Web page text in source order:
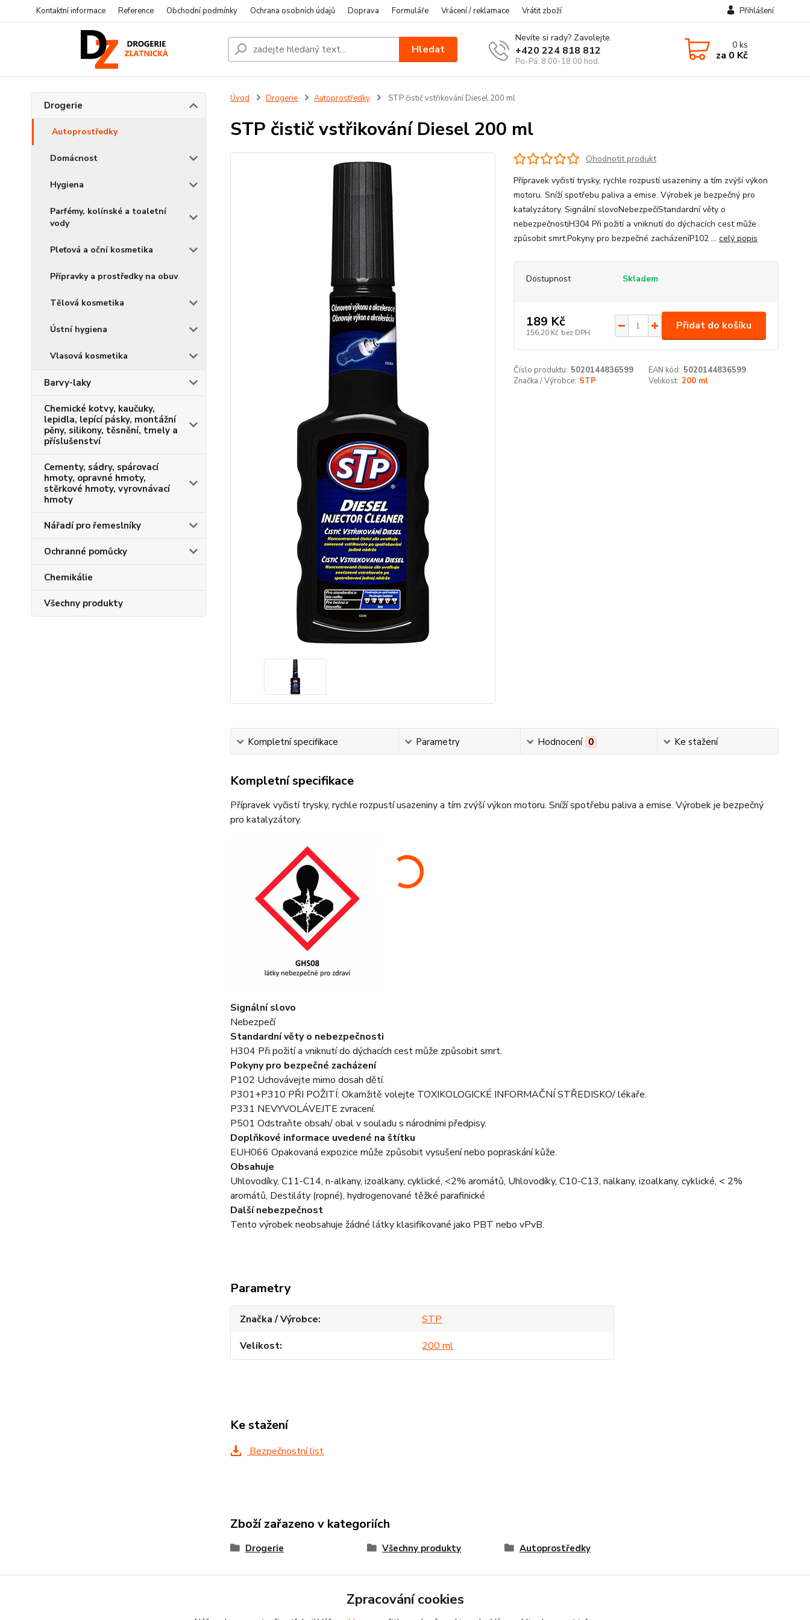
Kontaktní informace Reference Obchodní podmínky Ochrana osobních údajů Doprava Formuláře Vrácení / reklamace Vrátit zboží Přihlášení
Hledat
Nevíte si rady? Zavolejte.
+420 224 818 812
Po-Pá: 8:00-18:00 hod.
0ks
za 0 Kč
Drogerie
Autoprostředky
Domácnost
Hygiena
Parfémy, kolínské a toaletní
vody
Pleťová a oční kosmetika
Přípravky a prostředky na obuv
Tělová kosmetika
Ústní hygiena
Vlasová kosmetika
Barvy-laky
Chemické kotvy, kaučuky,
lepidla, lepící pásky, montážní
pěny, silikony, těsnění, tmely a
příslušenství
Cementy, sádry, spárovací
hmoty, opravné hmoty,
stěrkové hmoty, vyrovnávací
hmoty
Nářadí pro řemeslníky
Ochranné pomůcky
Chemikálie
Všechny produkty
Úvod Drogerie Autoprostředky STP čistič vstřikování Diesel 200 ml
STP čistič vstřikování Diesel 200 ml
Ohodnotit produkt
Přípravek vyčistí trysky, rychle rozpustí usazeniny a tím zvýší výkon
motoru. Sníží spotřebu paliva a emise. Výrobek je bezpečný pro
katalyzátory. Signální slovoNebezpečíStandardní věty o
nebezpečnostiH304 Při požití a vniknutí do dýchacích cest může
způsobit smrt.Pokyny pro bezpečné zacházeníP102 ... celý popis
Dostupnost Skladem
189 Kč
156,20 Kč bez DPH
Přidat do košíku
Číslo produktu: 5020144836599 EAN kód: 5020144836599
Značka / Výrobce: STP Velikost: 200 ml
Kompletní specifikace Parametry Hodnocení 0 Ke stažení
Kompletní specifikace
Přípravek vyčistí trysky, rychle rozpustí usazeniny a tím zvýší výkon motoru. Sníží spotřebu paliva a emise. Výrobek je bezpečný
pro katalyzátory.
Signální slovo
Nebezpečí
Standardní věty o nebezpečnosti
H304 Při požití a vniknutí do dýchacích cest může způsobit smrt.
Pokyny pro bezpečné zacházení
P102 Uchovávejte mimo dosah dětí.
P301+P310 PŘI POŽITÍ: Okamžitě volejte TOXIKOLOGICKÉ INFORMAČNÍ STŘEDISKO/ lékaře.
P331 NEVYVOLÁVEJTE zvracení.
P501 Odstraňte obsah/ obal v souladu s národními předpisy.
Doplňkové informace uvedené na štítku
EUH066 Opakovaná expozice může způsobit vysušení nebo popraskání kůže.
Obsahuje
Uhlovodíky, C11-C14, n-alkany, izoalkany, cyklické, <2% aromátů, Uhlovodíky, C10-C13, nalkany, izoalkany, cyklické, < 2%
aromátů, Destiláty (ropné), hydrogenované těžké parafinické
Další nebezpečnost
Tento výrobek neobsahuje žádné látky klasifikované jako PBT nebo vPvB.
Parametry
Značka / Výrobce
STP
Velikost
200 ml
Ke stažení
Bezpečnostní list
Zboží zařazeno v kategoriích
Drogerie Všechny produkty Autoprostředky
Zpracování cookies